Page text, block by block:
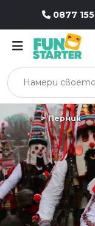
0877
Начало Перник